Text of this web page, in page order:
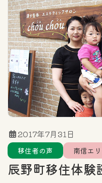
移住者の声 南信エ
辰野町移住体
2017年7月31日